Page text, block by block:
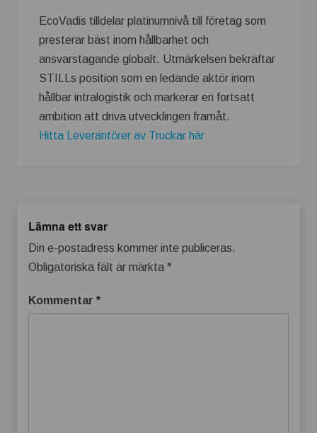
EcoVadis tilldelar platinumnivå till företag som
presterar bäst inom hållbarhet och
ansvarstagande globalt. Utmärkelsen bekräftar
STILLs position som en ledande aktör inom
hållbar intralogistik och markerar en fortsatt
ambition att driva utvecklingen framåt.
Hitta Leverantörer av Truckar här
Lämna ett svar
Din e-postadress kommer inte publiceras.
Obligatoriska fält är märkta *
Kommentar *